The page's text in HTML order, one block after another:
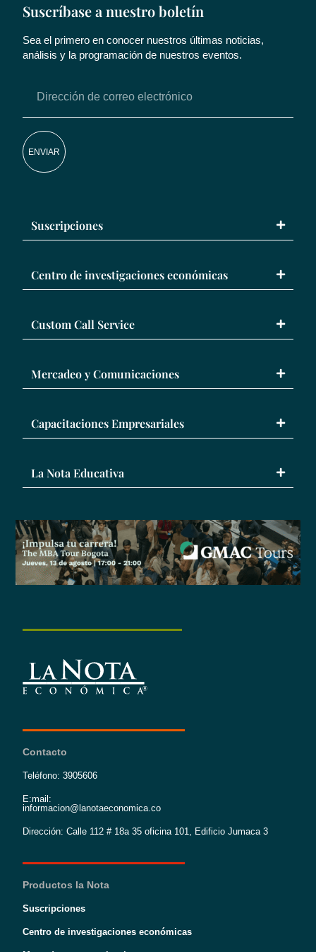
Suscríbase a nuestro boletín
Sea el primero en conocer nuestros últimas noticias,
análisis y la programación de nuestros eventos.
ENVIAR
Suscripciones
Centro de investigaciones económicas
Custom Call Service
Mercadeo y Comunicaciones
Capacitaciones Empresariales
La Nota Educativa
Contacto
Teléfono: 3905606
E:mail:
informacion@lanotaeconomica.co
Dirección: Calle 112 # 18a 35 oficina 101, Edificio Jumaca 3
Productos la Nota
Suscripciones
Centro de investigaciones económicas